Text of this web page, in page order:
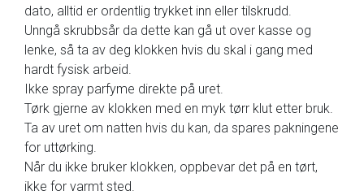
dato, alltid er ordentlig trykket inn eller tilskrudd.
Unngå skrubbsår da dette kan gå ut over kasse og
lenke, så ta av deg klokken hvis du skal i gang med
hardt fysisk arbeid.
Ikke spray parfyme direkte på uret.
Tørk gjerne av klokken med en myk tørr klut etter bruk.
Ta av uret om natten hvis du kan, da spares pakningene
for uttørking.
Når du ikke bruker klokken, oppbevar det på en tørt,
ikke for varmt sted.